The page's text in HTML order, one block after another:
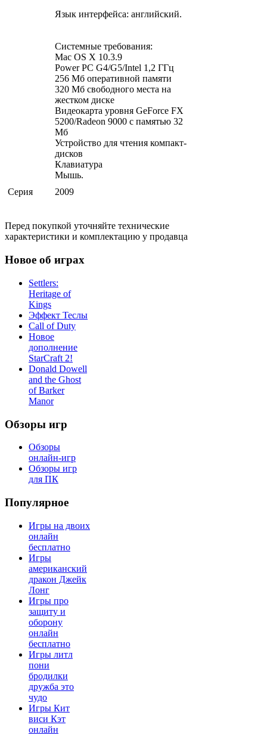
Язык интерфейса: английский.
Системные требования:
Mac OS X 10.3.9
Power PC G4/G5/Intel 1,2 ГГц
256 Мб оперативной памяти
320 Мб свободного места на
жестком диске
Видеокарта уровня GeForce FX
5200/Radeon 9000 с памятью 32
Мб
Устройство для чтения компакт-
дисков
Клавиатура
Мышь.
Серия
2009
Перед покупкой уточняйте технические
характеристики и комплектацию у продавца
Новое об играх
Settlers:
Heritage of
Kings
Эффект Теслы
Call of Duty
Новое
дополнение
StarCraft 2!
Donald Dowell
and the Ghost
of Barker
Manor
Обзоры игр
Обзоры
онлайн-игр
Обзоры игр
для ПК
Популярное
Игры на двоих
онлайн
бесплатно
Игры
американский
дракон Джейк
Лонг
Игры про
защиту и
оборону
онлайн
бесплатно
Игры литл
пони
бродилки
дружба это
чудо
Игры Кит
виси Кэт
онлайн